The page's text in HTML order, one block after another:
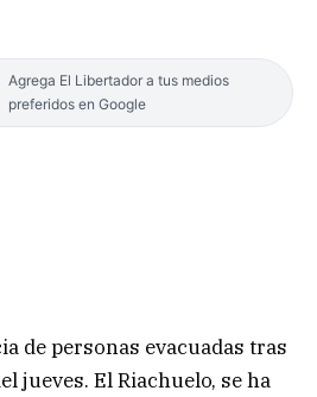
Agrega El Libertador a tus medios
preferidos en Google
de personas evacuadas tras
jueves. El Riachuelo, se ha